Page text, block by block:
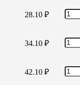
28.10 ₽
34.10 ₽
42.10 ₽